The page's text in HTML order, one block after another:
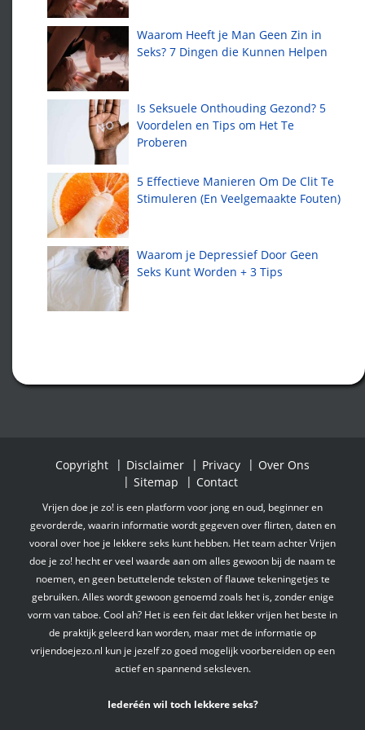
Waarom Heeft je Man Geen Zin in
Seks? 7 Dingen die Kunnen Helpen
Is Seksuele Onthouding Gezond? 5
Voordelen en Tips om Het Te
Proberen
5 Effectieve Manieren Om De Clit Te
Stimuleren (En Veelgemaakte Fouten)
Waarom je Depressief Door Geen
Seks Kunt Worden + 3 Tips
Copyright Disclaimer Privacy
Over Ons
Sitemap
Contact
Vrijen doe je zo! is een platform voor jong en oud, beginner en
gevorderde, waarin informatie wordt gegeven over flirten, daten en
vooral over hoe je lekkere seks kunt hebben. Het team achter Vrijen
doe je zo! hecht er veel waarde aan om alles gewoon bij de naam te
noemen, en geen betuttelende teksten of flauwe tekeningetjes te
gebruiken. Alles wordt gewoon genoemd zoals het is, zonder enige
vorm van taboe. Cool ah? Het is een feit dat lekker vrijen het beste in
de praktijk geleerd kan worden, maar met de informatie op
vrijendoejezo.nl kun je jezelf zo goed mogelijk voorbereiden op een
actief en spannend seksleven.
Iederéén wil toch lekkere seks?